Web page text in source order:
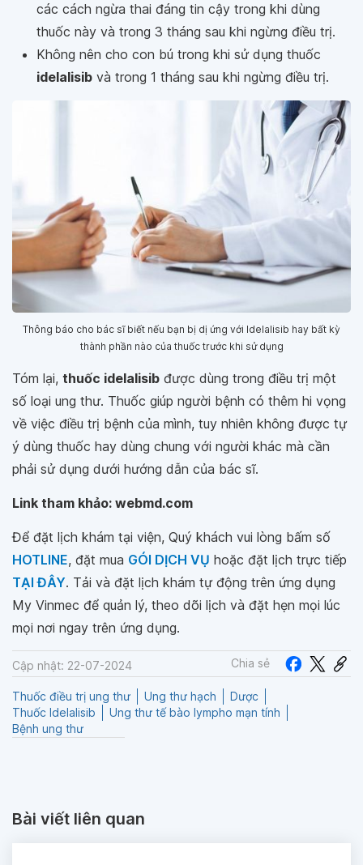
các cách ngừa thai đáng tin cậy trong khi dùng
thuốc này và trong 3 tháng sau khi ngừng điều trị.
Không nên cho con bú trong khi sử dụng thuốc
idelalisib và trong 1 tháng sau khi ngừng điều trị.
Thông báo cho bác sĩ biết nếu bạn bị dị ứng với Idelalisib hay bất kỳ
thành phần nào của thuốc trước khi sử dụng
Tóm lại, thuốc idelalisib được dùng trong điều trị một
số loại ung thư. Thuốc giúp người bệnh có thêm hi vọng
về việc điều trị bệnh của mình, tuy nhiên không được tự
ý dùng thuốc hay dùng chung với người khác mà cần
phải sử dụng dưới hướng dẫn của bác sĩ.
Link tham khảo: webmd.com
Để đặt lịch khám tại viện, Quý khách vui lòng bấm số
HOTLINE, đặt mua GÓI DỊCH VỤ hoặc đặt lịch trực tiếp
TẠI ĐÂY. Tải và đặt lịch khám tự động trên ứng dụng
My Vinmec để quản lý, theo dõi lịch và đặt hẹn mọi lúc
mọi nơi ngay trên ứng dụng.
Cập nhật: 22-07-2024 Chia sẻ
Thuốc điều trị ung thư Ung thư hạch
Dược
Thuốc Idelalisib
Ung thư tế bào lympho mạn tính
Bệnh ung thư
Bài viết liên quan